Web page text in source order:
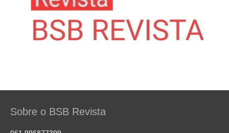
Sobre o BSB Revista